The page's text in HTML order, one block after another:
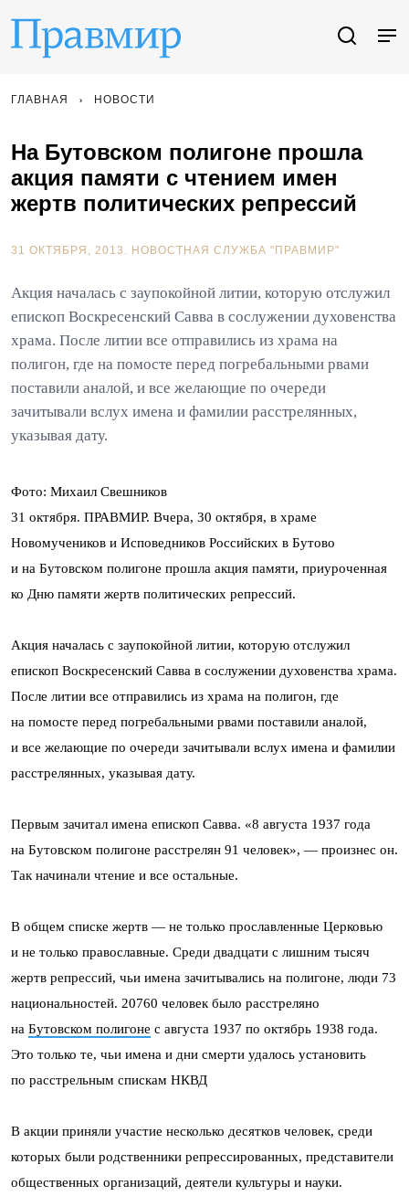
ГЛАВНАЯ НОВОСТИ
На Бутовском полигоне прошла
акция памяти с чтением имен
жертв политических репрессий
31 ОКТЯБРЯ, 2013. НОВОСТНАЯ СЛУЖБА "ПРАВМИР"
Акция началась с заупокойной литии, которую отслужил
епископ Воскресенский Савва в сослужении духовенства
храма. После литии все отправились из храма на
полигон, где на помосте перед погребальными рвами
поставили аналой, и все желающие по очереди
зачитывали вслух имена и фамилии расстрелянных,
указывая дату.
Фото: Михаил Свешников
31 октября. ПРАВМИР. Вчера, 30 октября, в храме
Новомучеников и Исповедников Российских в Бутово
и на Бутовском полигоне прошла акция памяти, приуроченная
ко Дню памяти жертв политических репрессий.
Акция началась с заупокойной литии, которую отслужил
епископ Воскресенский Савва в сослужении духовенства храма.
После литии все отправились из храма на полигон, где
на помосте перед погребальными рвами поставили аналой,
и все желающие по очереди зачитывали вслух имена и фамилии
расстрелянных, указывая дату.
Первым зачитал имена епископ Савва. «8 августа 1937 года
на Бутовском полигоне расстрелян 91 человек», — произнес он.
Так начинали чтение и все остальные.
В общем списке жертв — не только прославленные Церковью
и не только православные. Среди двадцати с лишним тысяч
жертв репрессий, чьи имена зачитывались на полигоне, люди 73
национальностей. 20760 человек было расстреляно
на Бутовском полигоне с августа 1937 по октябрь 1938 года.
Это только те, чьи имена и дни смерти удалось установить
по расстрельным спискам НКВД
В акции приняли участие несколько десятков человек, среди
которых были родственники репрессированных, представители
общественных организаций, деятели культуры и науки.